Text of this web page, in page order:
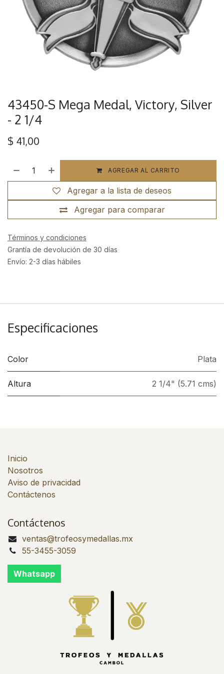
43450-S Mega Medal, Victory, Silver
- 2 1/4
$ 41,00
AGREGAR AL CARRITO
Agregar para comparar
Agregar a la lista de deseos
Términos y condiciones
Grantía de devolución de 30 días
Envío: 2-3 días hábiles
Especificaciones
Color Plata
Altura 2 1/4" (5.71 cms)
Inicio
Nosotros
Aviso de privacidad
Contáctenos
Contáctenos
ventas@trofeosymedallas.mx
55-3455-3059
Whatsapp